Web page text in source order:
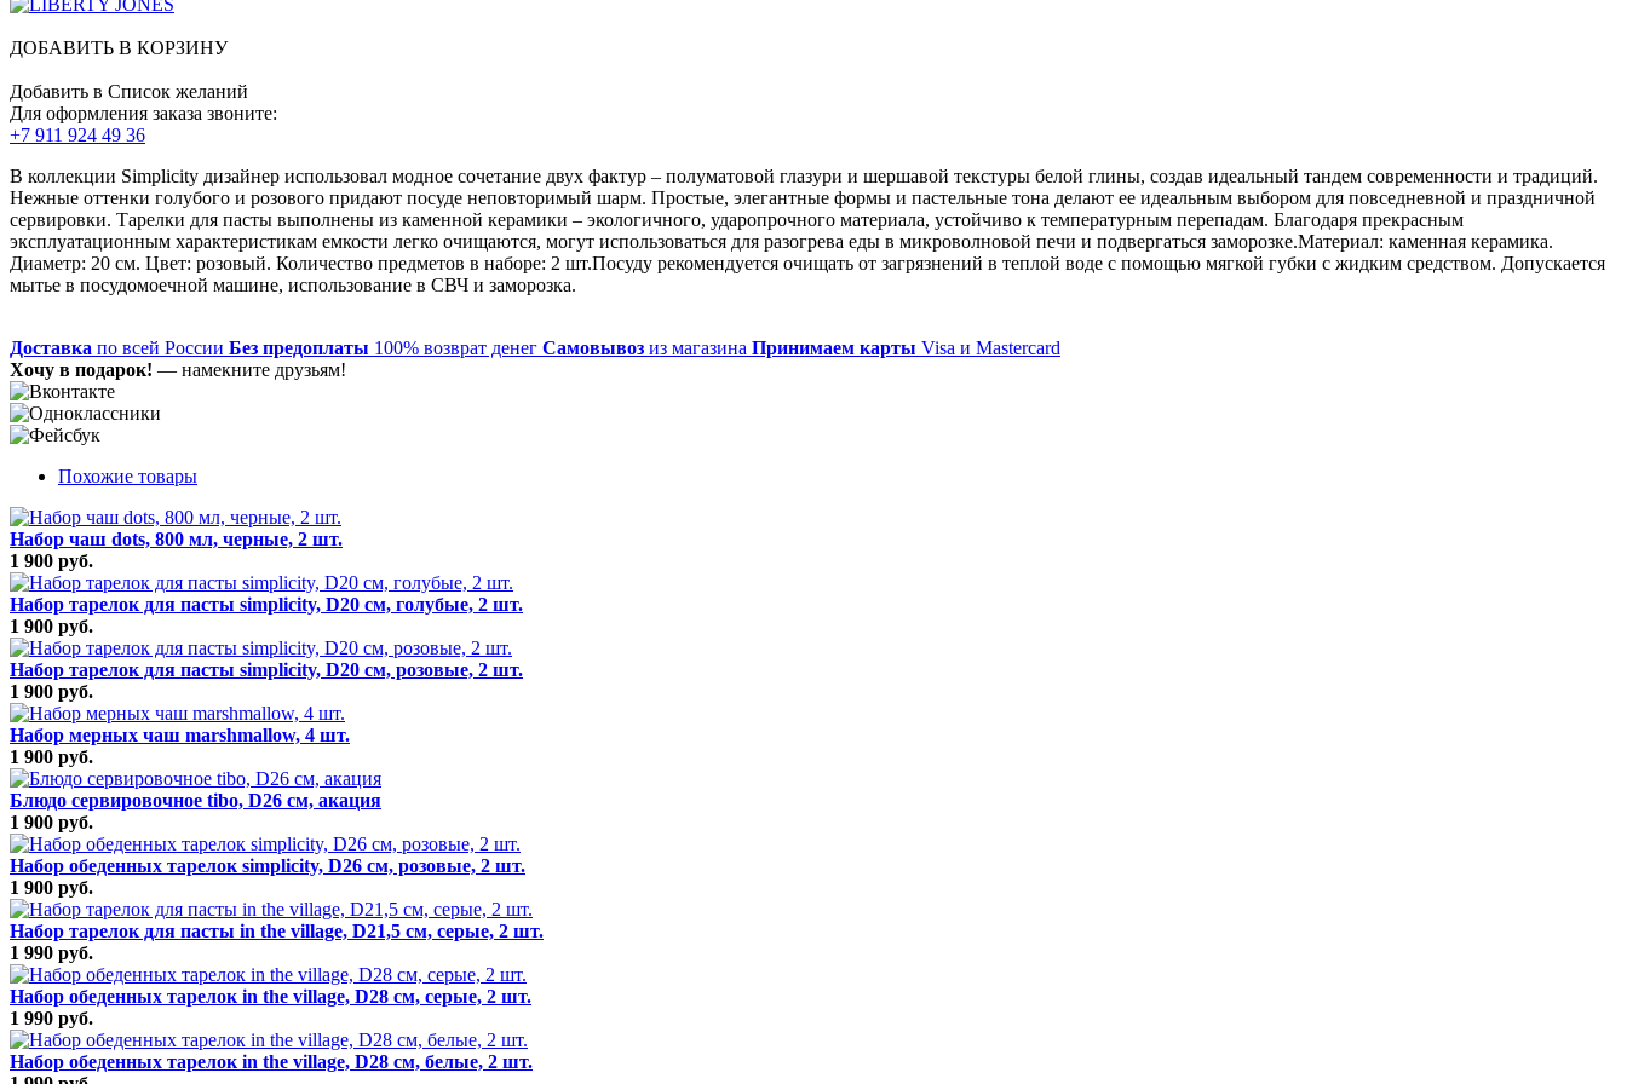
ДОБАВИТЬ В КОРЗИНУ
Добавить в Список желаний
Для оформления заказа звоните:
+7 911 924 49 36
В коллекции Simplicity дизайнер использовал модное сочетание двух фактур – полуматовой глазури и шершавой текстуры белой глины, создав идеальный тандем современности и традиций.
Нежные оттенки голубого и розового придают посуде неповторимый шарм. Простые, элегантные формы и пастельные тона делают ее идеальным выбором для повседневной и праздничной
сервировки. Тарелки для пасты выполнены из каменной керамики – экологичного, ударопрочного материала, устойчиво к температурным перепадам. Благодаря прекрасным
эксплуатационным характеристикам емкости легко очищаются, могут использоваться для разогрева еды в микроволновой печи и подвергаться заморозке.Материал: каменная керамика.
Диаметр: 20 см. Цвет: розовый. Количество предметов в наборе: 2 шт.Посуду рекомендуется очищать от загрязнений в теплой воде с помощью мягкой губки с жидким средством. Допускается
мытье в посудомоечной машине, использование в СВЧ и заморозка.
Доставка по всей России Без предоплаты 100% возврат денег Самовывоз из магазина Принимаем карты Visa и Mastercard
Хочу в подарок! — намекните друзьям!
Похожие товары
Набор чаш dots, 800 мл, черные, 2 шт.
1 900 руб.
Набор тарелок для пасты simplicity, D20 см, голубые, 2 шт.
1 900 руб.
Набор тарелок для пасты simplicity, D20 см, розовые, 2 шт.
1 900 руб.
Набор мерных чаш marshmallow, 4 шт.
1 900 руб.
Блюдо сервировочное tibo, D26 см, акация
1 900 руб.
Набор обеденных тарелок simplicity, D26 см, розовые, 2 шт.
1 900 руб.
Набор тарелок для пасты in the village, D21,5 см, серые, 2 шт.
1 990 руб.
Набор обеденных тарелок in the village, D28 см, серые, 2 шт.
1 990 руб.
Набор обеденных тарелок in the village, D28 см, белые, 2 шт.